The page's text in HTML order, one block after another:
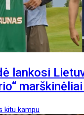
lankosi
marškinėliai
kitu kampu